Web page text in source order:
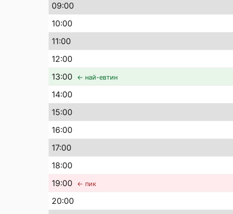
09:00
10:00
11:00
12:00
13:00 ← най-евтин
14:00
15:00
16:00
17:00
18:00
19:00 ← пик
20:00